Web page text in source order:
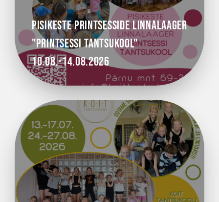
Pisikeste printsesside linnalaager
"Printsessi tantsukool"
10.08.-14.08.2026